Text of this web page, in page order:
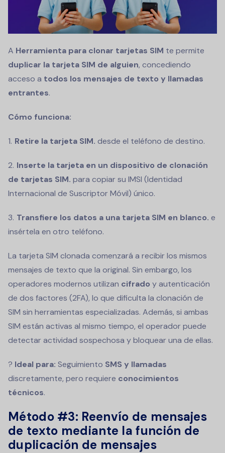
A Herramienta para clonar tarjetas SIM te permite
duplicar la tarjeta SIM de alguien, concediendo
acceso a todos los mensajes de texto y llamadas
entrantes.
Cómo funciona:
Retire la tarjeta SIM. desde el teléfono de destino.
Inserte la tarjeta en un dispositivo de clonación
de tarjetas SIM. para copiar su IMSI (Identidad
Internacional de Suscriptor Móvil) único.
Transfiere los datos a una tarjeta SIM en blanco. e
insértela en otro teléfono.
La tarjeta SIM clonada comenzará a recibir los mismos
mensajes de texto que la original. Sin embargo, los
operadores modernos utilizan cifrado y autenticación
de dos factores (2FA), lo que dificulta la clonación de
SIM sin herramientas especializadas. Además, si ambas
SIM están activas al mismo tiempo, el operador puede
detectar actividad sospechosa y bloquear una de ellas.
? Ideal para: Seguimiento SMS y llamadas
discretamente, pero requiere conocimientos
técnicos.
Método #3: Reenvío de mensajes
de texto mediante la función de
duplicación de mensajes